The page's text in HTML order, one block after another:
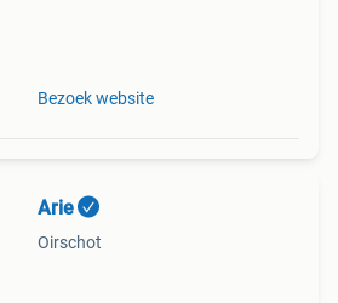
Bezoek website
Arie
Oirschot